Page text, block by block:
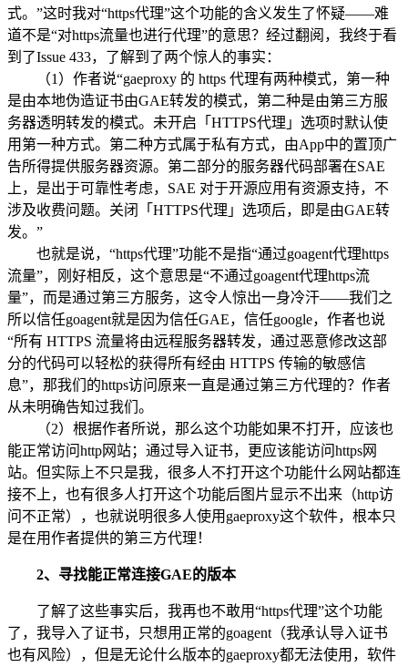
式。”这时我对“https代理”这个功能的含义发生了怀疑——难
道不是“对https流量也进行代理”的意思？经过翻阅，我终于看
到了Issue 433，了解到了两个惊人的事实：
（1）作者说“gaeproxy 的 https 代理有两种模式，第一种
是由本地伪造证书由GAE转发的模式，第二种是由第三方服
务器透明转发的模式。未开启「HTTPS代理」选项时默认使
用第一种方式。第二种方式属于私有方式，由App中的置顶广
告所得提供服务器资源。第二部分的服务器代码部署在SAE
上，是出于可靠性考虑，SAE 对于开源应用有资源支持，不
涉及收费问题。关闭「HTTPS代理」选项后，即是由GAE转
发。”
也就是说，“https代理”功能不是指“通过goagent代理https
流量”，刚好相反，这个意思是“不通过goagent代理https流
量”，而是通过第三方服务，这令人惊出一身冷汗——我们之
所以信任goagent就是因为信任GAE，信任google，作者也说
“所有 HTTPS 流量将由远程服务器转发，通过恶意修改这部
分的代码可以轻松的获得所有经由 HTTPS 传输的敏感信
息”，那我们的https访问原来一直是通过第三方代理的？作者
从未明确告知过我们。
（2）根据作者所说，那么这个功能如果不打开，应该也
能正常访问http网站；通过导入证书，更应该能访问https网
站。但实际上不只是我，很多人不打开这个功能什么网站都连
接不上，也有很多人打开这个功能后图片显示不出来（http访
问不正常），也就说明很多人使用gaeproxy这个软件，根本只
是在用作者提供的第三方代理！
2、寻找能正常连接GAE的版本
了解了这些事实后，我再也不敢用“https代理”这个功能
了，我导入了证书，只想用正常的goagent（我承认导入证书
也有风险），但是无论什么版本的gaeproxy都无法使用，软件